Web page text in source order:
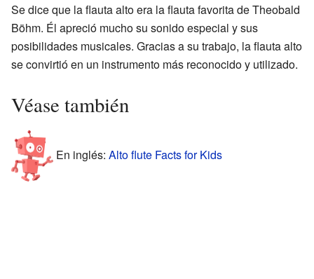
Se dice que la flauta alto era la flauta favorita de Theobald
Böhm. Él apreció mucho su sonido especial y sus
posibilidades musicales. Gracias a su trabajo, la flauta alto
se convirtió en un instrumento más reconocido y utilizado.
Véase también
En inglés: Alto flute Facts for Kids